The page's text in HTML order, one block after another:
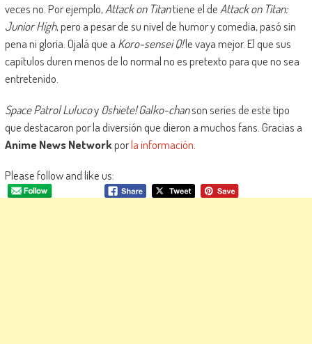
veces no. Por ejemplo, Attack on Titantiene el de Attack on Titan:
Junior High, pero a pesar de su nivel de humor y comedia, pasó sin
pena ni gloria. Ojalá que a Koro-sensei Q!le vaya mejor. El que sus
capítulos duren menos de lo normal no es pretexto para que no sea
entretenido.
Space Patrol Lulucoy Oshiete! Galko-chanson series de este tipo
que destacaron por la diversión que dieron a muchos fans. Gracias a
Anime News Networkporla información
Please follow and like us: